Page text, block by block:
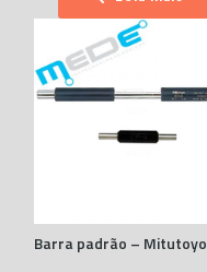
Barra padrão – Mitutoyo